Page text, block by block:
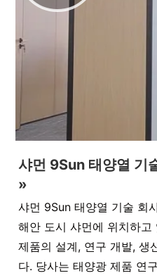
샤먼 9Sun 태양열 기
»
샤먼 9Sun 태양열 기술 회
해안 도시 샤먼에 위치하고
제품의 설계, 연구 개발, 생
다. 당사는 태양광 제품 연